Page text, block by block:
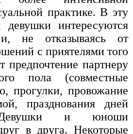
практике. В эту
интересуются
не отказываясь от
с приятелями того
предпочтение партнеру
пола (совместные
прогулки, провожание
празднования дней
Девушки и юноши
в друга. Некоторые